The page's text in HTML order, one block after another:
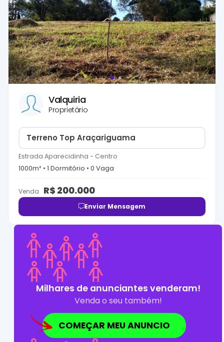
Valquiria
Proprietário
Terreno Top Araçariguama
Estrada Aparecidinha - Centro
1000m² • 1 Dormitório • 0 Vaga
Venda R$ 200.000
Enviar Mensagem
Milhares de anunciantes venderam!
Venda o seu também!
COMEÇAR MEU ANUNCIO